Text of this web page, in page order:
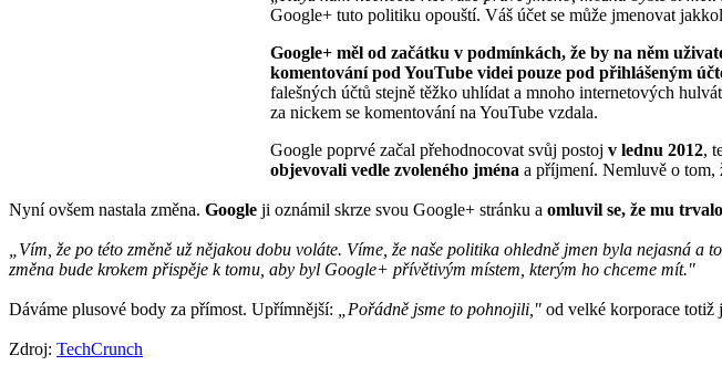
Google+ tuto politiku opouští. Váš účet se může jmenovat
Google+ měl od začátku v podmínkách, že by na něm
komentování pod YouTube videi pouze pod přihlášeným
falešných účtů stejně těžko uhlídat a mnoho internetových
za nickem se komentování na YouTube vzdala.
Google poprvé začal přehodnocovat svůj postoj v lednu 2012,
objevovali vedle zvoleného jména a příjmení. Nemluvě o tom,
Nyní ovšem nastala změna. Google ji oznámil skrze svou Google+ stránku a omluvil se, že mu
„Vím, že po této změně už nějakou dobu voláte. Víme, že naše politika ohledně jmen byla nejasná a
změna bude krokem přispěje k tomu, aby byl Google+ přívětivým místem, kterým ho chceme mít."
Dáváme plusové body za přímost. Upřímnější: „Pořádně jsme to pohnojili," od velké korporace totiž
Zdroj: TechCrunch